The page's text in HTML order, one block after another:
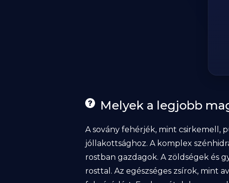
Melyek a legjobb
A sovány fehérjék, mint csirkemell,
jóllakottsághoz. A komplex
rostban gazdagok. A zöldségek és
rosttal. Az egészséges zsírok, mint